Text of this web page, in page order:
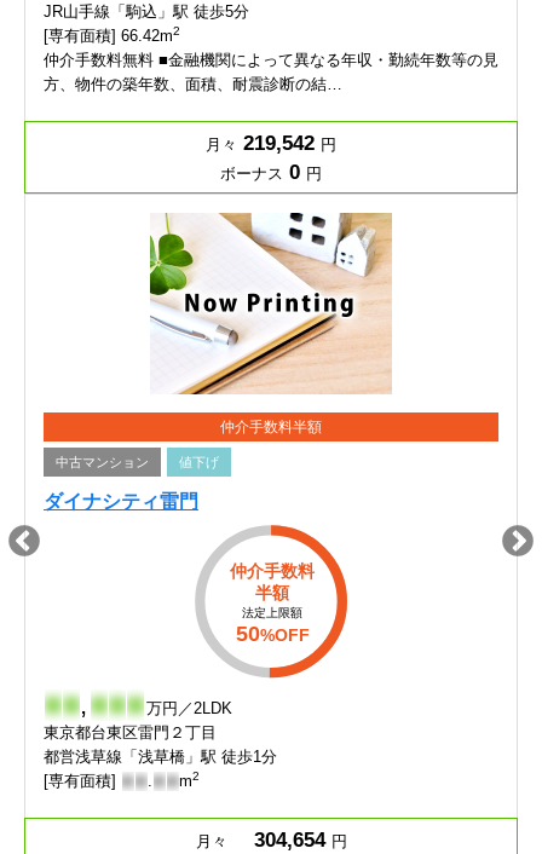
JR山手線「駒込」駅 徒歩5分
[専有面積] 66.42m2
仲介手数料無料 ■金融機関によって異なる年収・勤続年数等の見
方、物件の築年数、面積、耐震診断の結…
月々 219,542 円
ボーナス 0 円
仲介手数料半額
中古マンション 値下げ
ダイナシティ雷門
仲介手数料
半額
法定上限額
50%OFF
- - ,- - - 万円／2LDK
東京都台東区雷門２丁目
都営浅草線「浅草橋」駅 徒歩1分
[専有面積] - - .- - m2
月々 304,654 円